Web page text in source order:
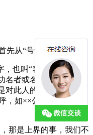
先从“号”说起。
也叫“表字”，由长辈
者或名世之人死后，
对此人的一个评价。
，如××公、××君、××
那是上界的事，我们不